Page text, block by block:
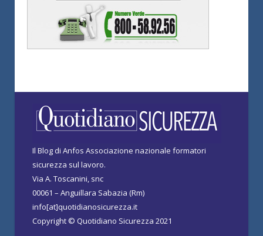
Il Blog di Anfos Associazione nazionale formatori
sicurezza sul lavoro.
Via A. Toscanini, snc
00061 – Anguillara Sabazia (Rm)
info[at]quotidianosicurezza.it
Copyright © Quotidiano Sicurezza 2021